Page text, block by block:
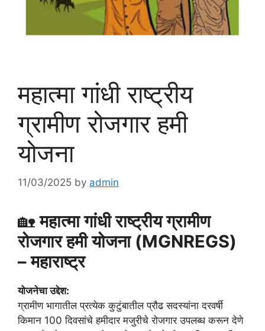
महात्मा गांधी राष्ट्रीय
ग्रामीण रोजगार हमी
योजना
11/03/2025 by admin
🏡महात्मा गांधी राष्ट्रीय ग्रामीण
रोजगार हमी योजना (MGNREGS)
– महाराष्ट्र
योजनेचा उद्देश:
ग्रामीण भागातील प्रत्येक कुटुंबातील प्रौढ सदस्यांना दरवर्षी
किमान 100 दिवसांचे हमीदार मजुरीचे रोजगार उपलब्ध करून देणे